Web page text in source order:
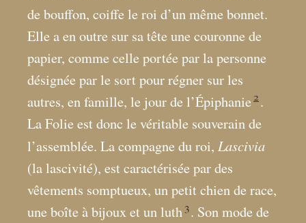
de bouffon, coiffe le roi d’un même bonnet.
Elle a en outre sur sa tête une couronne de
papier, comme celle portée par la personne
désignée par le sort pour régner sur les
autres, en famille, le jour de l’Épiphanie 2 .
La Folie est donc le véritable souverain de
l’assemblée. La compagne du roi, Lascivia
(la lascivité), est caractérisée par des
vêtements somptueux, un petit chien de race,
une boîte à bijoux et un luth 3. Son mode de